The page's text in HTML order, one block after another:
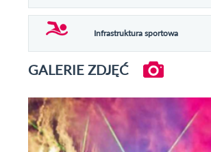
Infrastruktura sportowa
GALERIE ZDJĘĆ